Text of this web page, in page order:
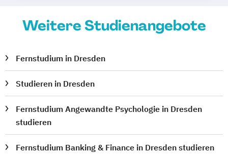
Weitere Studienangebote
Fernstudium in Dresden
Studieren in Dresden
Fernstudium Angewandte Psychologie in Dresden
studieren
Fernstudium Banking & Finance in Dresden studieren